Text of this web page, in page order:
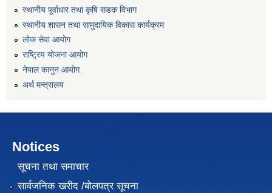
स्थानीय पूर्वाधार तथा कृषि सडक विभाग
स्थानीय शासन तथा सामुदायिक विकास कार्यक्रम
लोक सेवा आयोग
राष्ट्रिय योजना आयोग
नेपाल कानुन आयोग
अर्थ मन्त्रालय
Notices
सूचना तथा समाचार
सार्वजनिक खरीद /बोलपत्र सूचना